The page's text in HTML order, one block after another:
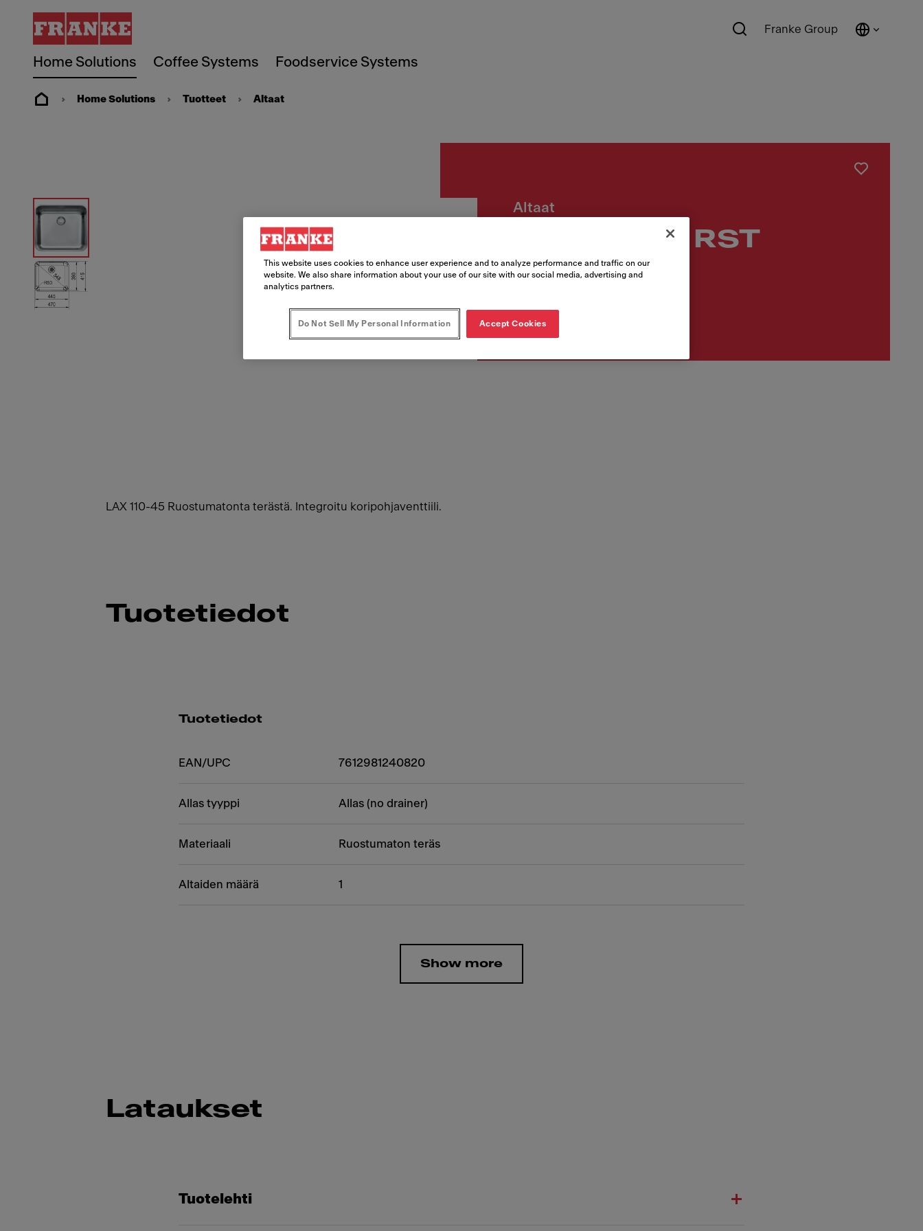
Home Solutions Coffee Systems Foodservice Systems
Franke Group
Home Solutions Tuotteet Altaat
Altaat
LAX110-45 RST
Tuotenumero
LAX 110-45 Ruostumatonta terästä. Integroitu koripohjaventtiili.
Tuotetiedot
Tuotetiedot
EAN/UPC 7612981240820
Allas tyyppi Allas (no drainer)
Materiaali Ruostumaton teräs
Altaiden määrä 1
Show more
Lataukset
Tuotelehti
This website uses cookies to enhance user experience and to analyze performance and traffic on our
website. We also share information about your use of our site with our social media, advertising and
analytics partners.
Do Not Sell My Personal Information Accept Cookies